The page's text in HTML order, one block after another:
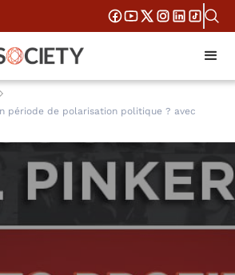
période de polarisation politique ? avec